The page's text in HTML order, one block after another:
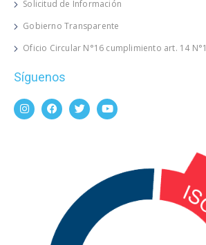
Solicitud de Información
Gobierno Transparente
Oficio Circular N°16 cumplimiento art. 14 N°1
Síguenos